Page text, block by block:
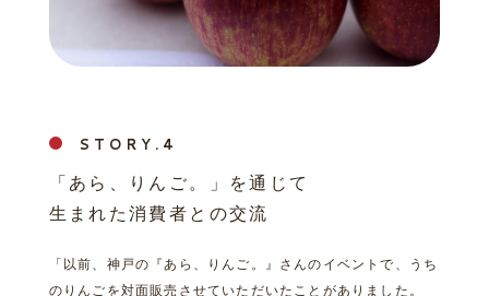
STORY.
「あら、りんご。」を通じて
生まれた消費者との交流
「以前、神戸の『あら、りんご。』さんのイベントで、うち
のりんごを対面販売させていただいたことがありました。